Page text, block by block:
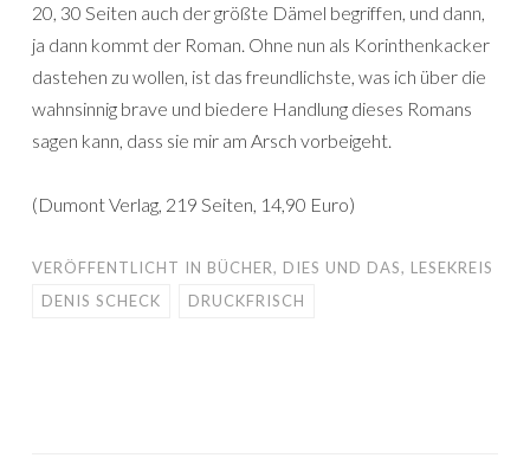
20, 30 Seiten auch der größte Dämel begriffen, und dann,
ja dann kommt der Roman. Ohne nun als Korinthenkacker
dastehen zu wollen, ist das freundlichste, was ich über die
wahnsinnig brave und biedere Handlung dieses Romans
sagen kann, dass sie mir am Arsch vorbeigeht.
(Dumont Verlag, 219 Seiten, 14,90 Euro)
VERÖFFENTLICHT IN BÜCHER, DIES UND DAS, LESEKREIS
DENIS SCHECK
DRUCKFRISCH